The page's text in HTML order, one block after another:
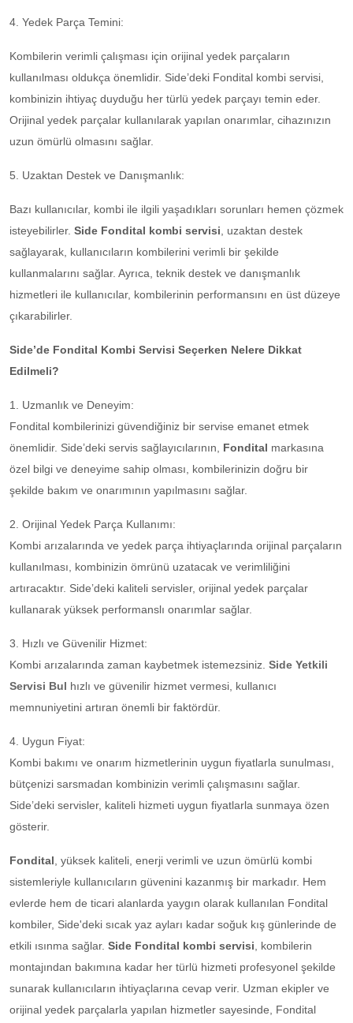
4. Yedek Parça Temini:
Kombilerin verimli çalışması için orijinal yedek parçaların
kullanılması oldukça önemlidir. Side’deki Fondital kombi servisi,
kombinizin ihtiyaç duyduğu her türlü yedek parçayı temin eder.
Orijinal yedek parçalar kullanılarak yapılan onarımlar, cihazınızın
uzun ömürlü olmasını sağlar.
5. Uzaktan Destek ve Danışmanlık:
Bazı kullanıcılar, kombi ile ilgili yaşadıkları sorunları hemen çözmek
isteyebilirler. Side Fondital kombi servisi, uzaktan destek
sağlayarak, kullanıcıların kombilerini verimli bir şekilde
kullanmalarını sağlar. Ayrıca, teknik destek ve danışmanlık
hizmetleri ile kullanıcılar, kombilerinin performansını en üst düzeye
çıkarabilirler.
Side’de Fondital Kombi Servisi Seçerken Nelere Dikkat
Edilmeli?
1. Uzmanlık ve Deneyim:
Fondital kombilerinizi güvendiğiniz bir servise emanet etmek
önemlidir. Side’deki servis sağlayıcılarının, Fondital markasına
özel bilgi ve deneyime sahip olması, kombilerinizin doğru bir
şekilde bakım ve onarımının yapılmasını sağlar.
2. Orijinal Yedek Parça Kullanımı:
Kombi arızalarında ve yedek parça ihtiyaçlarında orijinal parçaların
kullanılması, kombinizin ömrünü uzatacak ve verimliliğini
artıracaktır. Side’deki kaliteli servisler, orijinal yedek parçalar
kullanarak yüksek performanslı onarımlar sağlar.
3. Hızlı ve Güvenilir Hizmet:
Kombi arızalarında zaman kaybetmek istemezsiniz. Side Yetkili
Servisi Bul hızlı ve güvenilir hizmet vermesi, kullanıcı
memnuniyetini artıran önemli bir faktördür.
4. Uygun Fiyat:
Kombi bakımı ve onarım hizmetlerinin uygun fiyatlarla sunulması,
bütçenizi sarsmadan kombinizin verimli çalışmasını sağlar.
Side’deki servisler, kaliteli hizmeti uygun fiyatlarla sunmaya özen
gösterir.
Fondital, yüksek kaliteli, enerji verimli ve uzun ömürlü kombi
sistemleriyle kullanıcıların güvenini kazanmış bir markadır. Hem
evlerde hem de ticari alanlarda yaygın olarak kullanılan Fondital
kombiler, Side'deki sıcak yaz ayları kadar soğuk kış günlerinde de
etkili ısınma sağlar. Side Fondital kombi servisi, kombilerin
montajından bakımına kadar her türlü hizmeti profesyonel şekilde
sunarak kullanıcıların ihtiyaçlarına cevap verir. Uzman ekipler ve
orijinal yedek parçalarla yapılan hizmetler sayesinde, Fondital